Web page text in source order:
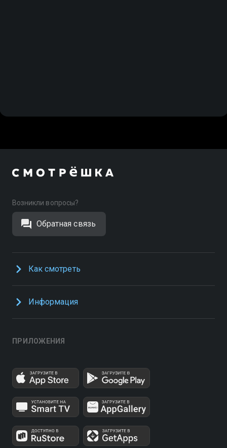
Возникли вопросы?
Обратная связь
Как смотреть
Информация
ПРИЛОЖЕНИЯ